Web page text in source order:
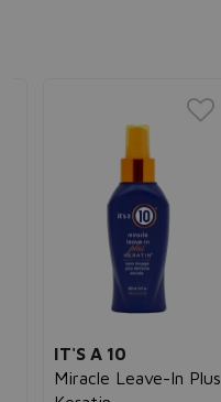
IT'S A 10
Miracle Leave-In Plus